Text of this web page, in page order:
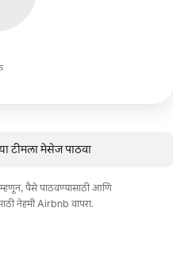
टीमला मेसेज पाठवा
पैसे पाठवण्यासाठी आणि
नेहमी Airbnb वापरा.